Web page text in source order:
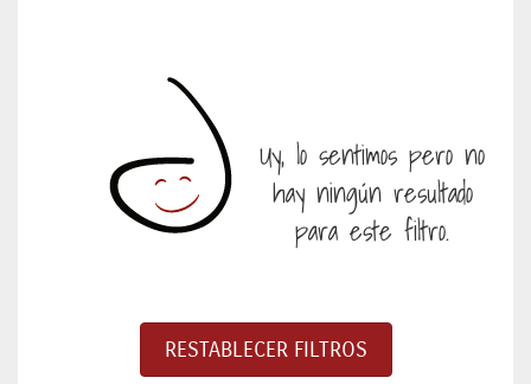
Uy, lo sentimos pero no
hay ningún resultado
para este filtro.